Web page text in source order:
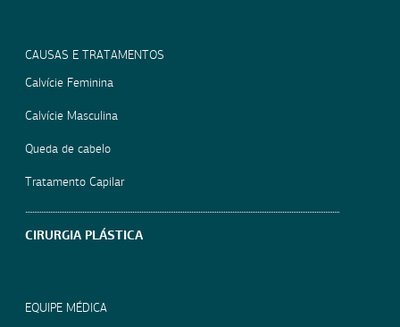
CAUSAS E TRATAMENTOS
Calvície Feminina
Calvície Masculina
Queda de cabelo
Tratamento Capilar
CIRURGIA PLÁSTICA
EQUIPE MÉDICA